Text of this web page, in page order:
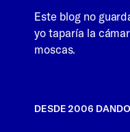
Este blog no
yo taparía la
moscas.
DESDE 2006